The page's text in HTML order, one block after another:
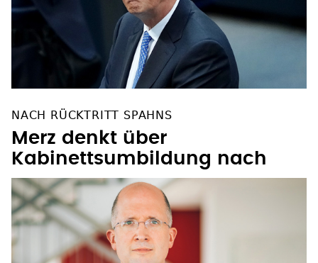
NACH RÜCKTRITT SPAHNS
Merz denkt über
Kabinettsumbildung nach